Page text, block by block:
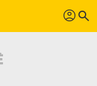
profil search